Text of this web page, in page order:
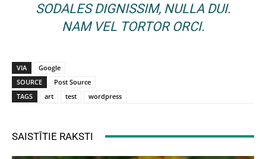
SODALES DIGNISSIM, NULLA DUI.
NAM VEL TORTOR ORCI.
VIA
Google
SOURCE
Post Source
TAGS
art test wordpress
SAISTĪTIE RAKSTI